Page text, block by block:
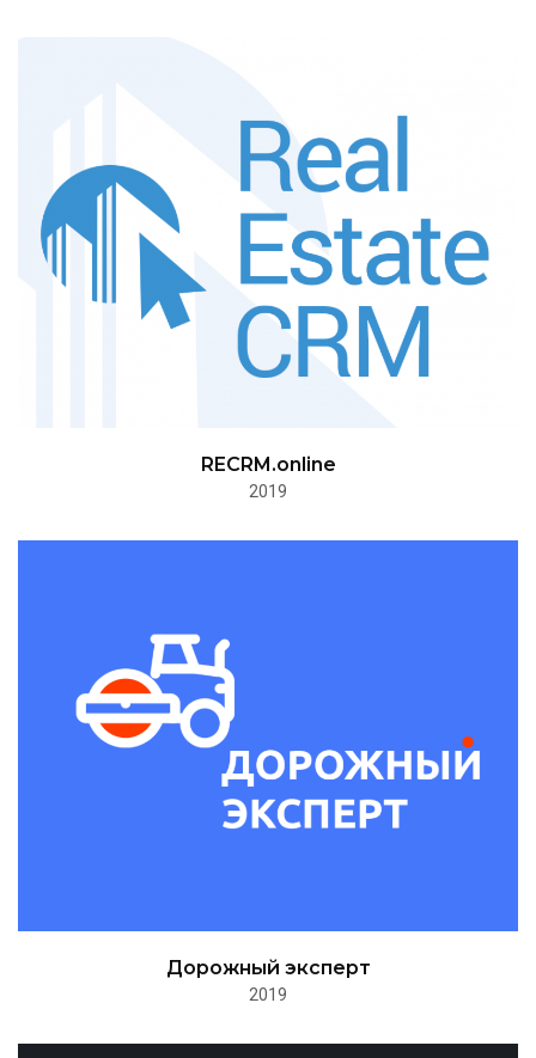
RECRM.online
2019
Дорожный эксперт
2019